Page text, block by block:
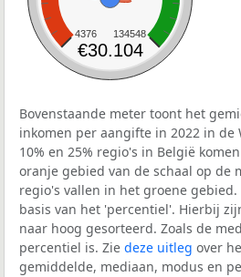
4376 134548
€30.104
Bovenstaande meter toont het
inkomen per aangifte in 2022 in de
10% en 25% regio's in België
oranje gebied van de schaal op de
regio's vallen in het groene
basis van het 'percentiel'. Hierbij
naar hoog gesorteerd. Zoals de
percentiel is. Zie deze uitleg over
gemiddelde, mediaan, modus en